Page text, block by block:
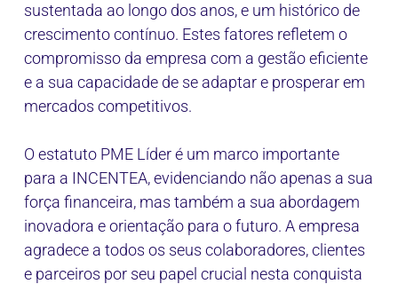
sustentada ao longo dos anos, e um histórico de
crescimento contínuo. Estes fatores refletem o
compromisso da empresa com a gestão eficiente
e a sua capacidade de se adaptar e prosperar em
mercados competitivos.
O estatuto PME Líder é um marco importante
para a INCENTEA, evidenciando não apenas a sua
força financeira, mas também a sua abordagem
inovadora e orientação para o futuro. A empresa
agradece a todos os seus colaboradores, clientes
e parceiros por seu papel crucial nesta conquista